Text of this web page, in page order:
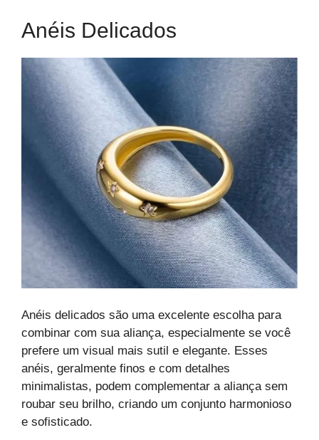
Anéis Delicados
Anéis delicados são uma excelente escolha para
combinar com sua aliança, especialmente se você
prefere um visual mais sutil e elegante. Esses
anéis, geralmente finos e com detalhes
minimalistas, podem complementar a aliança sem
roubar seu brilho, criando um conjunto harmonioso
e sofisticado.